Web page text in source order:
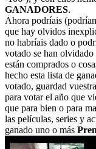
GANADORES.
Ahora podríais
que hay olvidos
no habríais dado o
votado se han
están comprados o
hecho esta lista de
votado, guardad
para votar el año que
que para bien o para
las películas, series y
ganado uno o más